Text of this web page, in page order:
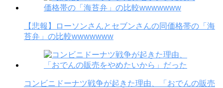
【悲報】ローソンさんとセブンさんの同価格帯の「海
苔弁」の比較wwwwwww
コンビニドーナツ戦争が起きた理由、「おでんの販売